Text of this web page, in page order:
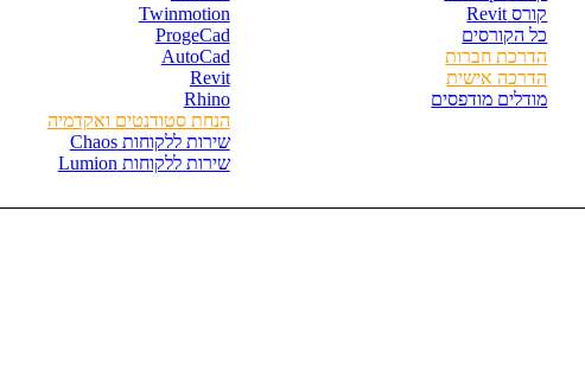
Twinmotion
ProgeCad
AutoCad
Revit
Rhino
הנחת סטודנטים ואקדמיה
שירות ללקוחות Chaos
שירות ללקוחות Lumion
קורס Revit
כל הקורסים
הדרכת חברות
הדרכה אישית
מודלים מודפסים